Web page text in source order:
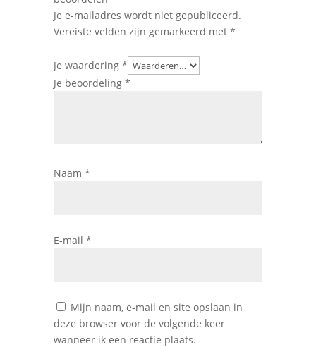
Je e-mailadres wordt niet gepubliceerd.
Vereiste velden zijn gemarkeerd met *
Je waardering *
Je beoordeling *
Naam *
E-mail *
Mijn naam, e-mail en site opslaan in
deze browser voor de volgende keer
wanneer ik een reactie plaats.